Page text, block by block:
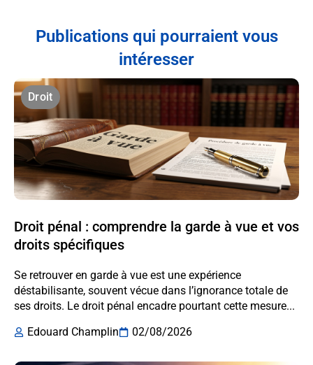
Publications qui pourraient vous
intéresser
Droit
Droit pénal : comprendre la garde à vue et vos
droits spécifiques
Se retrouver en garde à vue est une expérience
déstabilisante, souvent vécue dans l’ignorance totale de
ses droits. Le droit pénal encadre pourtant cette mesure...
Edouard Champlin
02/08/2026